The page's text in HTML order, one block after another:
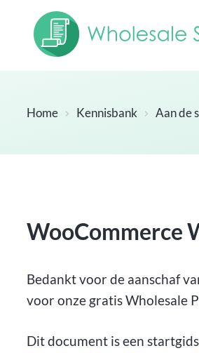
Home Kennisbank Aan de
WooCommerce
Bedankt voor de aanschaf
voor onze gratis Wholesale
Dit document is een